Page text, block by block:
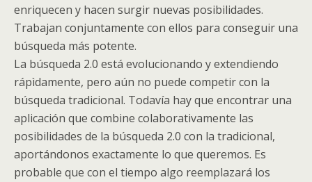
enriquecen y hacen surgir nuevas posibilidades.
Trabajan conjuntamente con ellos para conseguir una
búsqueda más potente.
La búsqueda 2.0 está evolucionando y extendiendo
rápìdamente, pero aún no puede competir con la
búsqueda tradicional. Todavía hay que encontrar una
aplicación que combine colaborativamente las
posibilidades de la búsqueda 2.0 con la tradicional,
aportándonos exactamente lo que queremos. Es
probable que con el tiempo algo reemplazará los